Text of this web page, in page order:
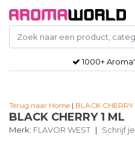
1000+
Terug naar Home | BLACK CHERRY
BLACK CHERRY 1 ML
Merk: FLAVOR WEST | Schrijf